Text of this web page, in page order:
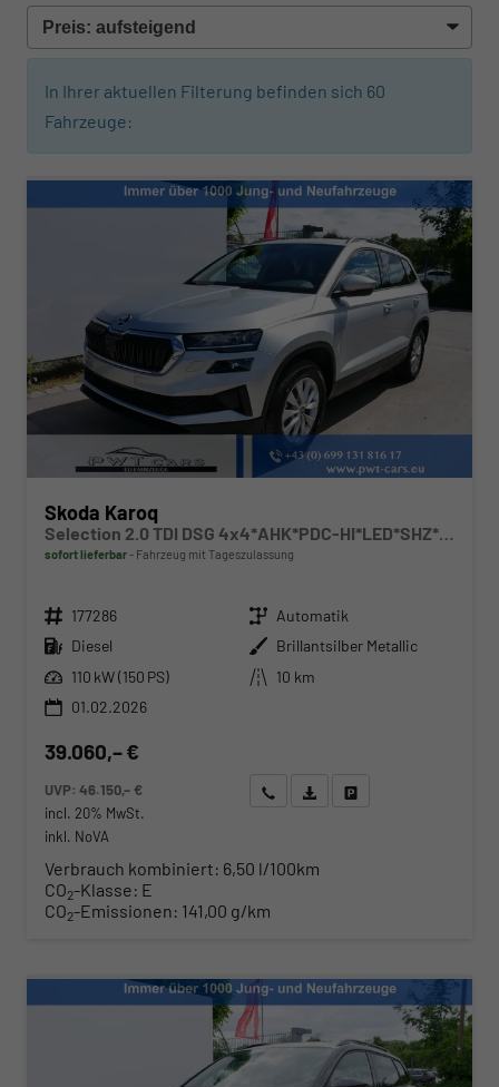
In Ihrer aktuellen Filterung befinden sich 60
Fahrzeuge:
Skoda Karoq
Selection 2.0 TDI DSG 4x4*AHK*PDC-HI*LED*SHZ*SMARTLINK*TEMPOMAT
sofort lieferbar Fahrzeug mit Tageszulassung
Fahrzeugnr. 177286 Getriebe Automatik
Kraftstoff Diesel Außenfarbe Brillantsilber Metallic
Leistung 110 kW (150 PS) Kilometerstand
10 km
01.02.2026
39.060,– €
UVP:46.150,– €
incl. 20% MwSt.
inkl. NoVA
Wir rufen Sie anAngebot drucken (PDF)
Verbrauch kombiniert: 6,50 l/100km
CO2-Klasse: E
CO2-Emissionen: 141,00 g/km